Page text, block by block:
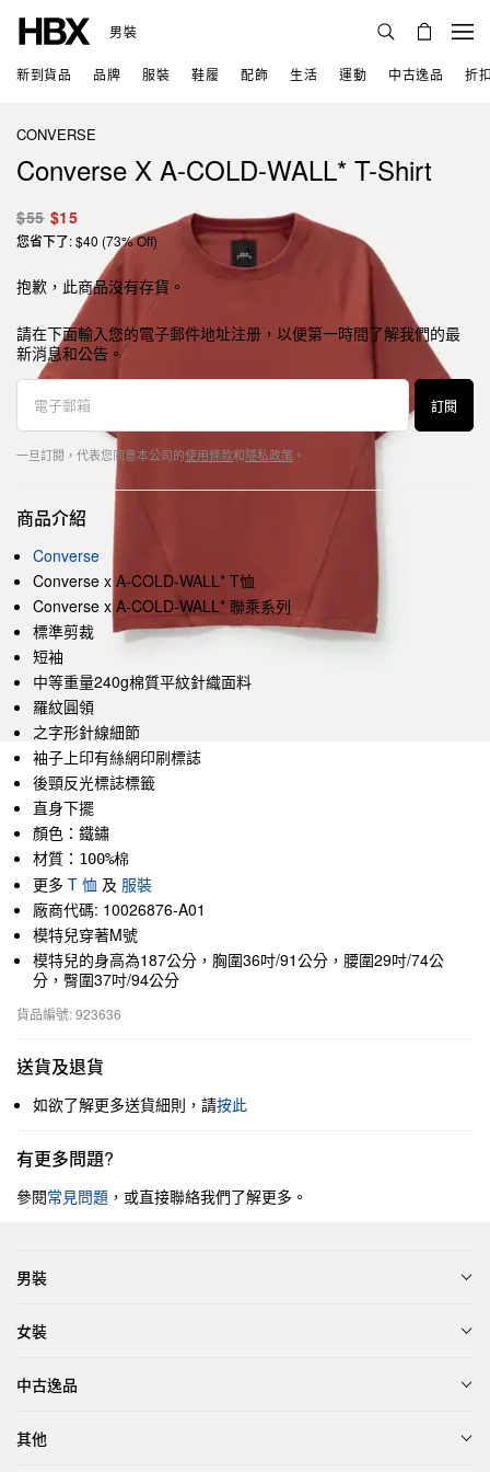
男裝
新到貨品 品牌 服裝 鞋履 配飾 生活 運動 中古逸品 折
CONVERSE
Converse X A-COLD-WALL* T-Shirt
$55 $15
您省下了: $40 (73% Off)
抱歉，此商品沒有存貨。
請在下面輸入您的電子郵件地址注册，以便第一時間了解我們的最
新消息和公告。
訂閱
一旦訂閱，代表您同意本公司的使用條款和隱私政策 。
商品介紹
Converse
Converse x A-COLD-WALL* T恤
Converse x A-COLD-WALL* 聯乘系列
標準剪裁
短袖
中等重量240g棉質平紋針織面料
羅紋圓領
之字形針線細節
袖子上印有絲網印刷標誌
後頸反光標誌標籤
直身下擺
顏色：鐵鏽
材質： 100%棉
更多 T 恤 及 服裝
廠商代碼: 10026876-A01
模特兒穿著M號
模特兒的身高為187公分，胸圍36吋/91公分，腰圍29吋/74公
分，臀圍37吋/94公分
貨品編號: 923636
送貨及退貨
如欲了解更多送貨細則，請按此
有更多問題?
參閱常見問題 ，或直接聯絡我們了解更多。
男裝
女裝
中古逸品
其他